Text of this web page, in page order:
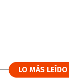
LO MÁS LEÍDO